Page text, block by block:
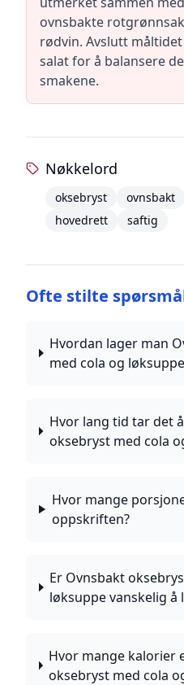
ovnsbakte
rødvin. Avslutt
salat for å balansere
smakene.
Nøkkelord
oksebryst ovnsbakt
hovedrett
saftig
Ofte stilte
Hvordan lager man
med cola og
Hvor lang tid tar det
oksebryst med cola
Hvor mange
oppskriften?
Er Ovnsbakt
løksuppe vanskelig å
Hvor mange kalorier
oksebryst med cola